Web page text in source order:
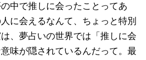
中で推しに会ったことってあ
に会えるなんて、ちょっと特別
、夢占いの世界では「推しに会
味が隠されているんだって。最